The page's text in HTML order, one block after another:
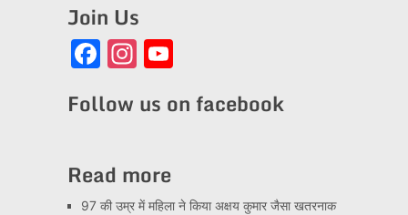
Join Us
Facebook
Instagram
YouTube
Follow us on facebook
Read more
97 की उम्र में महिला ने किया अक्षय कुमार जैसा खतरनाक